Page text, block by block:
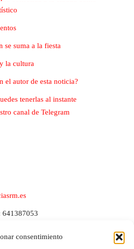
consentimiento
se suma a la fiesta
la cultura
el autor de esta noticia?
tenerlas al instante
canal de Telegram
641387053